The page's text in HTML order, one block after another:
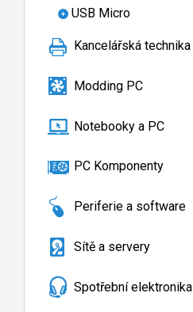
USB Micro
Kancelářská technika
Modding PC
Notebooky a PC
PC Komponenty
Periferie a software
Sítě a servery
Spotřební elektronika